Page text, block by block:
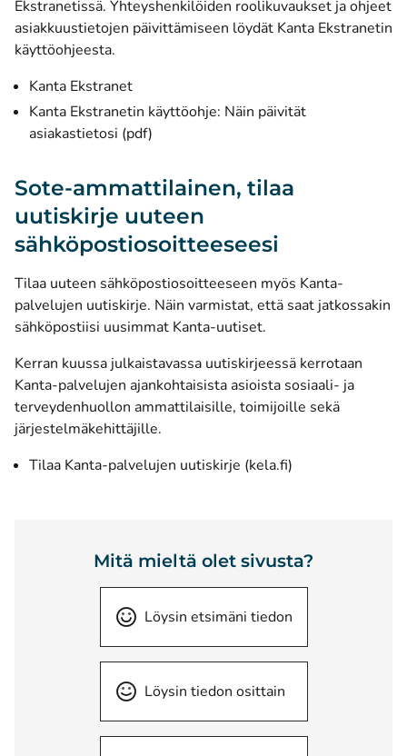
Ekstranetissä. Yhteyshenkilöiden roolikuvaukset ja ohjeet
asiakkuustietojen päivittämiseen löydät Kanta Ekstranetin
käyttöohjeesta.
Kanta Ekstranet
Kanta Ekstranetin käyttöohje: Näin päivität
asiakastietosi (pdf)
Sote-ammattilainen, tilaa
uutiskirje uuteen
sähköpostiosoitteeseesi
Tilaa uuteen sähköpostiosoitteeseen myös Kanta-
palvelujen uutiskirje. Näin varmistat, että saat jatkossakin
sähköpostiisi uusimmat Kanta-uutiset.
Kerran kuussa julkaistavassa uutiskirjeessä kerrotaan
Kanta-palvelujen ajankohtaisista asioista sosiaali- ja
terveydenhuollon ammattilaisille, toimijoille sekä
järjestelmäkehittäjille.
Tilaa Kanta-palvelujen uutiskirje (kela.fi)
Mitä mieltä olet sivusta?
Löysin etsimäni tiedon
Löysin tiedon osittain